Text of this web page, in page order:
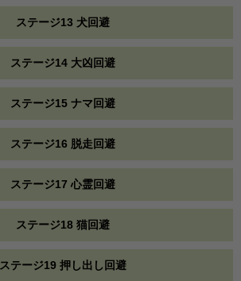
ステージ13 犬回避
ステージ14 大凶回避
ステージ15 ナマ回避
ステージ16 脱走回避
ステージ17 心霊回避
ステージ18 猫回避
ステージ19 押し出し回避